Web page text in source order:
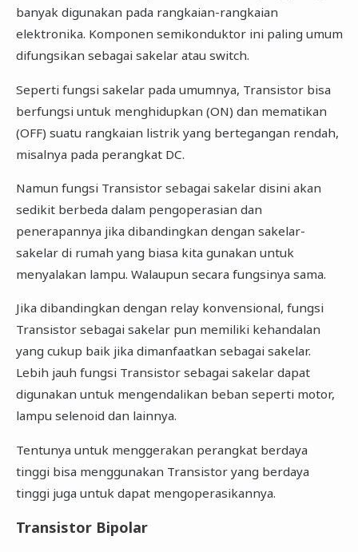
banyak digunakan pada rangkaian-rangkaian
elektronika. Komponen semikonduktor ini paling umum
difungsikan sebagai sakelar atau switch.
Seperti fungsi sakelar pada umumnya, Transistor bisa
berfungsi untuk menghidupkan (ON) dan mematikan
(OFF) suatu rangkaian listrik yang bertegangan rendah,
misalnya pada perangkat DC.
Namun fungsi Transistor sebagai sakelar disini akan
sedikit berbeda dalam pengoperasian dan
penerapannya jika dibandingkan dengan sakelar-
sakelar di rumah yang biasa kita gunakan untuk
menyalakan lampu. Walaupun secara fungsinya sama.
Jika dibandingkan dengan relay konvensional, fungsi
Transistor sebagai sakelar pun memiliki kehandalan
yang cukup baik jika dimanfaatkan sebagai sakelar.
Lebih jauh fungsi Transistor sebagai sakelar dapat
digunakan untuk mengendalikan beban seperti motor,
lampu selenoid dan lainnya.
Tentunya untuk menggerakan perangkat berdaya
tinggi bisa menggunakan Transistor yang berdaya
tinggi juga untuk dapat mengoperasikannya.
Transistor Bipolar